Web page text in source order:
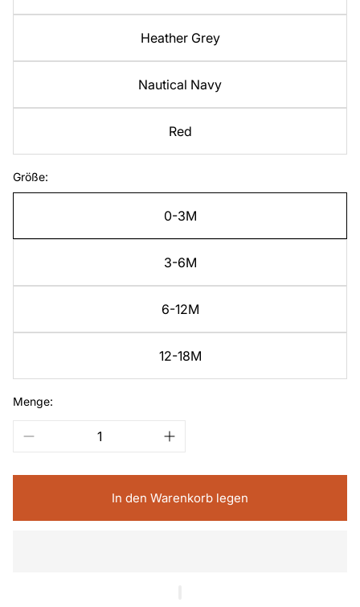
Heather Grey
Nautical Navy
Red
Größe:
0-3M
3-6M
6-12M
12-18M
Menge:
In den Warenkorb legen